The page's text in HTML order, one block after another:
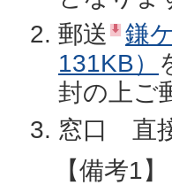
郵送
鎌
131KB）
封の上ご
窓口 直
【備考1】